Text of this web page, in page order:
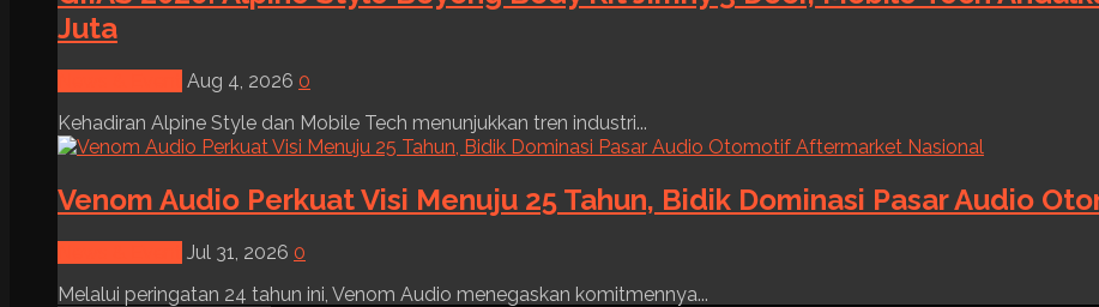
Juta
Aug 4, 2026 0
Kehadiran Alpine Style dan Mobile Tech menunjukkan tren industri...
Venom Audio Perkuat Visi Menuju 25 Tahun, Bidik Dominasi Pasar Audio
Jul 31, 2026 0
Melalui peringatan 24 tahun ini, Venom Audio menegaskan komitmennya...